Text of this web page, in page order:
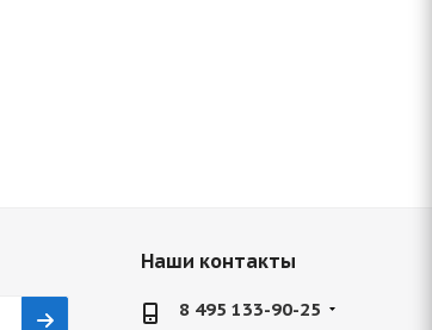
Наши контакты
8 495 133-90-25